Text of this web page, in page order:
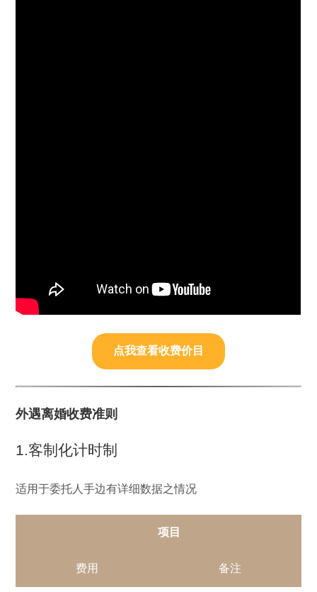
点我查看收费价目
外遇离婚收费准则
1.客制化计时制
适用于委托人手边有详细数据之情况
项目
费用 备注